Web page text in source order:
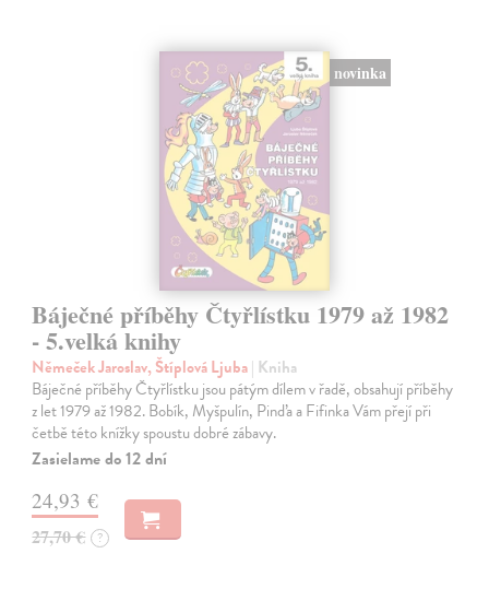
novinka
Báječné příběhy Čtyřlístku 1979 až 1982
- 5.velká knihy
Němeček Jaroslav, Štíplová Ljuba| Kniha
Báječné příběhy Čtyřlístku jsou pátým dílem v řadě, obsahují příběhy
z let 1979 až 1982. Bobík, Myšpulín, Pinďa a Fifinka Vám přejí při
četbě této knížky spoustu dobré zábavy.
Zasielame do 12 dní
24,93 €
27,70 € ?